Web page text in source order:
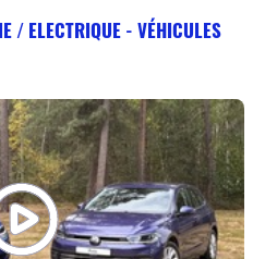
/ ELECTRIQUE - VÉHICULES